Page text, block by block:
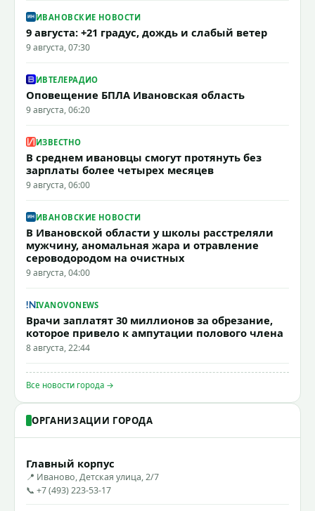
ИВАНОВСКИЕ НОВОСТИ
9 августа: +21 градус, дождь и слабый ветер
9 августа, 07:30
ИВТЕЛЕРАДИО
Оповещение БПЛА Ивановская область
9 августа, 06:20
ИЗВЕСТНО
В среднем ивановцы смогут протянуть без
зарплаты более четырех месяцев
9 августа, 06:00
ИВАНОВСКИЕ НОВОСТИ
В Ивановской области у школы расстреляли
мужчину, аномальная жара и отравление
сероводородом на очистных
9 августа, 04:00
IVANOVONEWS
Врачи заплатят 30 миллионов за обрезание,
которое привело к ампутации полового члена
8 августа, 22:44
Все новости города →
ОРГАНИЗАЦИИ ГОРОДА
Главный корпус
📍 Иваново, Детская улица, 2/7
📞 +7 (493) 223-53-17